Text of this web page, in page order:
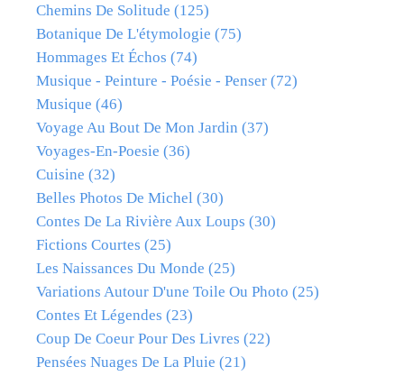
Chemins De Solitude (125)
Botanique De L'étymologie (75)
Hommages Et Échos (74)
Musique - Peinture - Poésie - Penser (72)
Musique (46)
Voyage Au Bout De Mon Jardin (37)
Voyages-En-Poesie (36)
Cuisine (32)
Belles Photos De Michel (30)
Contes De La Rivière Aux Loups (30)
Fictions Courtes (25)
Les Naissances Du Monde (25)
Variations Autour D'une Toile Ou Photo (25)
Contes Et Légendes (23)
Coup De Coeur Pour Des Livres (22)
Pensées Nuages De La Pluie (21)